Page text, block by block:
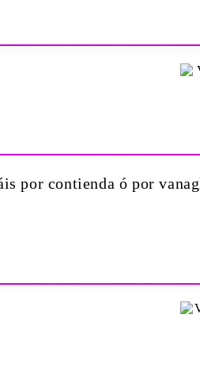
por contienda ó por